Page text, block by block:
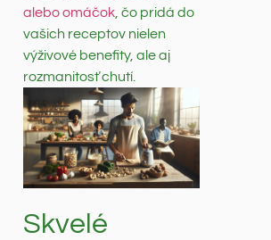
alebo omáčok, čo pridá do
vašich receptov nielen
výživové benefity, ale aj
rozmanitosť chutí.
Skvelé